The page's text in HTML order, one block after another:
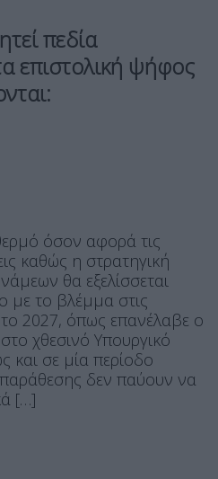
πεδία
επιστολική ψήφος
όσον αφορά τις
καθώς η στρατηγική
θα εξελίσσεται
με το βλέμμα στις
2027, όπως επανέλαβε ο
χθεσινό Υπουργικό
σε μία περίοδο
δεν παύουν να
[…]